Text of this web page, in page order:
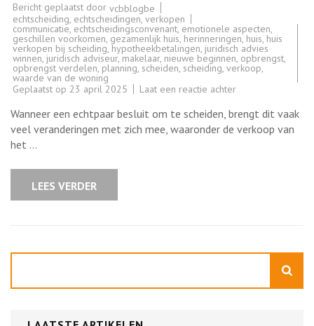
Bericht geplaatst door vcbblogbe
echtscheiding, echtscheidingen, verkopen
communicatie, echtscheidingsconvenant, emotionele aspecten,
geschillen voorkomen, gezamenlijk huis, herinneringen, huis, huis
verkopen bij scheiding, hypotheekbetalingen, juridisch advies
winnen, juridisch adviseur, makelaar, nieuwe beginnen, opbrengst,
opbrengst verdelen, planning, scheiden, scheiding, verkoop,
waarde van de woning
Geplaatst op 23 april 2025 Laat een reactie achterop
het
succesvol
verkopen
Wanneer een echtpaar besluit om te scheiden, brengt dit vaak
veel veranderingen met zich mee, waaronder de verkoop van
het …
LEES VERDER